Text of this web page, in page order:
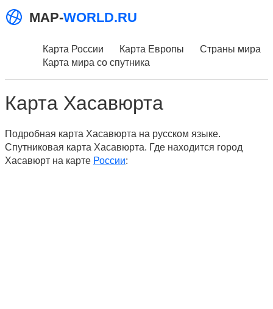
MAP-WORLD.RU
Карта России Карта Европы
Страны мира
Карта мира со спутника
Карта Хасавюрта
Подробная карта Хасавюрта на русском языке.
Спутниковая карта Хасавюрта. Где находится город
Хасавюрт на карте России: